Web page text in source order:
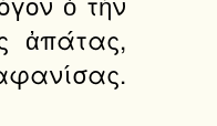
ἀπάτας,